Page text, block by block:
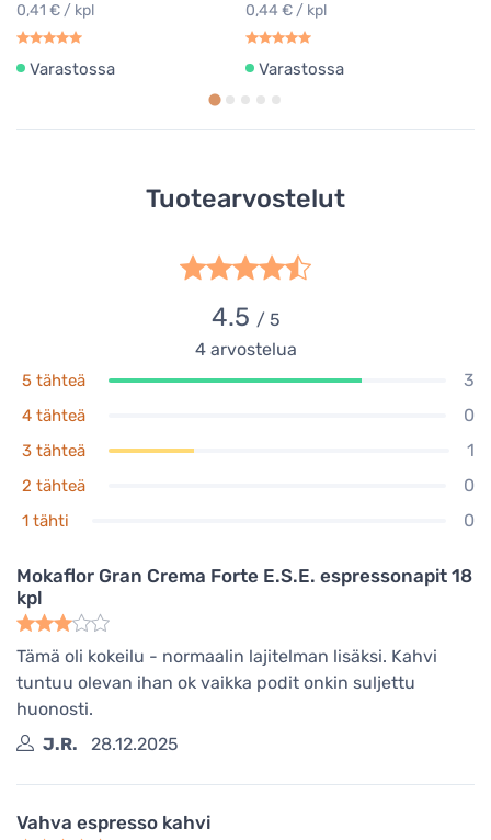
0,41 € / kpl
Varastossa
0,44 € / kpl
Varastossa
Tuotearvostelut
4.5 / 5
4arvostelua
5 tähteä 3
4 tähteä 0
3 tähteä 1
2 tähteä 0
1 tähti 0
Mokaflor Gran Crema Forte E.S.E. espressonapit 18
kpl
Tämä oli kokeilu - normaalin lajitelman lisäksi. Kahvi
tuntuu olevan ihan ok vaikka podit onkin suljettu
huonosti.
J.R.
28.12.2025
Vahva espresso kahvi